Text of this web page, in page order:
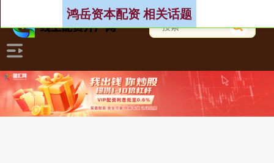
鸿岳资本配资 相关话题